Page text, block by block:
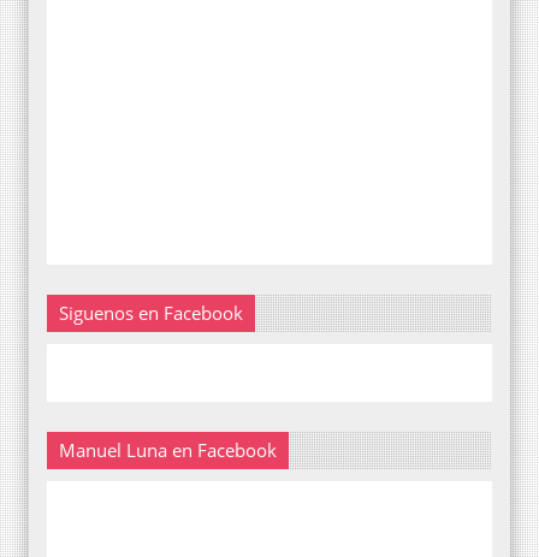
Siguenos en Facebook
Manuel Luna en Facebook